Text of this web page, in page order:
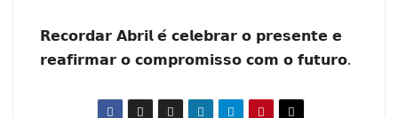
𝗥𝗲𝗰𝗼𝗿𝗱𝗮𝗿 𝗔𝗯𝗿𝗶𝗹 𝗲́ 𝗰𝗲𝗹𝗲𝗯𝗿𝗮𝗿 𝗼 𝗽𝗿𝗲𝘀𝗲𝗻𝘁𝗲 𝗲
𝗿𝗲𝗮𝗳𝗶𝗿𝗺𝗮𝗿 𝗼 𝗰𝗼𝗺𝗽𝗿𝗼𝗺𝗶𝘀𝘀𝗼 𝗰𝗼𝗺 𝗼 𝗳𝘂𝘁𝘂𝗿𝗼.